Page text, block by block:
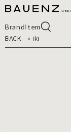
BrandItem
BACK
» iki